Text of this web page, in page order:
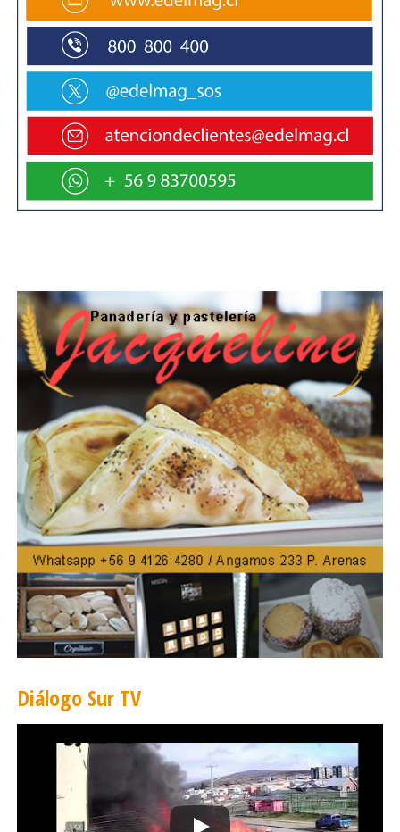
como apoyo en la UTP del Liceo Politécnico “Raúl
Silva Henríquez” y mi idea era conocer como se
trabaja sobre el tema científico hoy en día, para
ver si podemos lograr un cambio en el colegio
junto a los profesores de Ciencia, en la línea de
lo que es un liceo Técnico Profesional.
Más que enseñar física y biología en forma
parcelada, reflexionar como aporta todo eso al
bienestar de las persona y como ayuda eso a
SECREDUC Aliro Quezada manifestó su
satisfacción por el trabajo desarrollado por ICEC.
“La escencia de lo que significó esta ceremonia
de certificación es que entre la UMAG y el
MINEDUC podemos seguir fortaleciendo los
procesos educativos al interior de los
establecimientos, hacerlos más pertinentes y de
acuerdo a las demandas que tienen hoy
nuestros estudiantes y la Humanidad en
general.
Y esto se concreta en el aprender haciendo,
indagando e investigando”, destacó. Por su parte,
el coordinador de Educación Extraescolar
Enrique Esparza de la CORMUPA destacó el
beneficio que ICEC trae el sistema escolar
municipal. “Para nosotros es muy importante
trabajar en torno a la Ciencia, que es una
inquietud enorme de los estudiantes, que están
siempre deseosos de ir más allá de la
investigación y de los actuales horizontes de
aprendizaje, por lo tanto una mayor capacitación
de los profesores y profesoras es muy bueno
para el desarrollo de nuestros niños”, expresó.
Diálogo Sur TV